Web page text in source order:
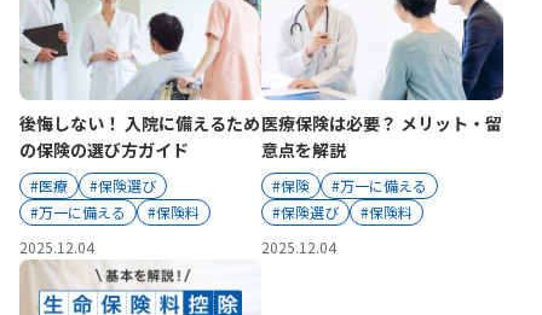
各種サービス・お知らせ
かんぽプラチナライフサービス
ご契約のしおり・約款（Web約款）
保険用語集
お問い合わせ
ご契約手続きの流れ
保険料のお払込方法
保険用語集
お問い合わせ
かんぽアプリ～かんぽの健康と安心を手のひらに～
すこやか健康ラボ
かんぽブランド
かんぽ生命のサステナビリティ
後悔しない！ 入院に備えるため
の保険の選び方ガイド
#医療
#保険選び
#万一に備える
#保険料
2025.12.04
医療保険は必要？ メリット・留
意点を解説
#保険
#万一に備える
#保険選び
#保険料
2025.12.04